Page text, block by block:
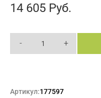
14 605 Руб.
- +
Артикул:177597